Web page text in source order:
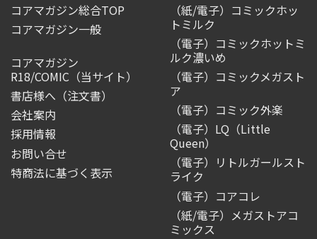
コアマガジン総合TOP
コアマガジン一般
コアマガジン
R18/COMIC （当サイト）
書店様へ（注文書）
会社案内
採用情報
お問い合せ
特商法に基づく表示
（紙/電子）コミックホッ
トミルク
（電子）コミックホットミ
ルク濃いめ
（電子）コミックメガスト
ア
（電子）コミック外楽
（電子）LQ（Little
Queen）
（電子）リトルガールスト
ライク
（電子）コアコレ
（紙/電子）メガストアコ
ミックス